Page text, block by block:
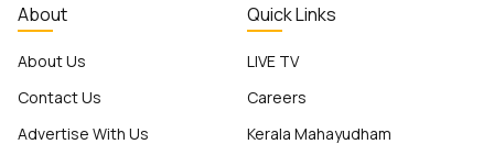
About
About Us
Contact Us
Advertise With Us
Quick Links
LIVE TV
Careers
Kerala Mahayudham